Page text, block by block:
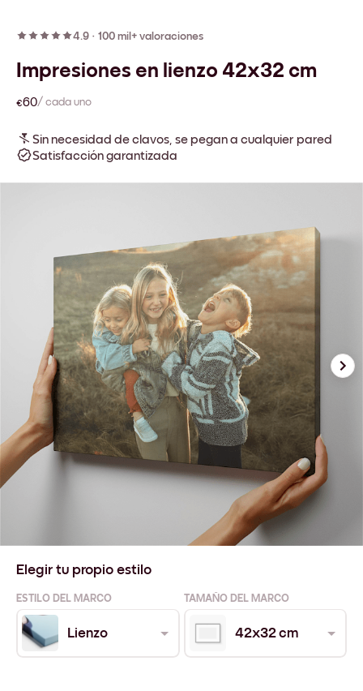
4.9 · 100 mil+ valoraciones
Impresiones en lienzo 42x32 cm
€60/ cada uno
Sin necesidad de clavos, se pegan a cualquier pared
Satisfacción garantizada
Elegir tu propio estilo
ESTILO DEL MARCO TAMAÑO DEL MARCO
Lienzo 42x32 cm